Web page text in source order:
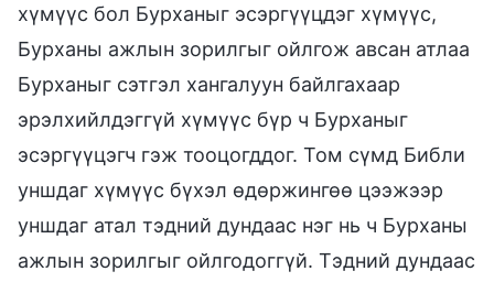
хүмүүс бол Бурханыг эсэргүүцдэг хүмүүс,
Бурханы ажлын зорилгыг ойлгож авсан атлаа
Бурханыг сэтгэл хангалуун байлгахаар
эрэлхийлдэггүй хүмүүс бүр ч Бурханыг
эсэргүүцэгч гэж тооцогддог. Том сүмд Библи
уншдаг хүмүүс бүхэл өдөржингөө цээжээр
уншдаг атал тэдний дундаас нэг нь ч Бурханы
ажлын зорилгыг ойлгодоггүй. Тэдний дундаас